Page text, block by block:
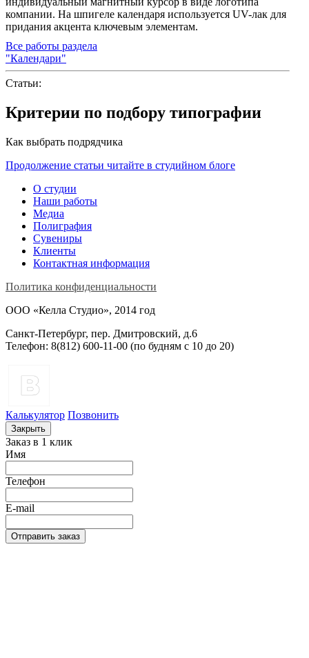
компании. На шпигеле календаря используется UV-лак для
придания акцента ключевым элементам.
Все работы раздела
"Календари"
Статьи:
Критерии по подбору типографии
Как выбрать подрядчика
Продолжение статьи читайте в студийном блоге
О студии
Наши работы
Медиа
Полиграфия
Сувениры
Клиенты
Контактная информация
Политика конфиденциальности
ООО «Келла Студио», 2014 год
Санкт-Петербург, пер. Дмитровский, д.6
Телефон: 8(812) 600-11-00 (по будням c 10 до 20)
Калькулятор Позвонить
Закрыть
Заказ в 1 клик
Имя
Телефон
E-mail
Отправить заказ